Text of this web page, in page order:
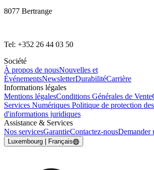
8077 Bertrange
Tel: +352 26 44 03 50
Société
À propos de nousNouvelles et
ÉvénementsNewsletterDurabilitéCarrière
Informations légales
Mentions légalesConditions Générales de Vente
Services Numériques Politique de protection
d'informations juridiques
Assistance & Services
Nos servicesGarantieContactez-nousDemander
Luxembourg | Français